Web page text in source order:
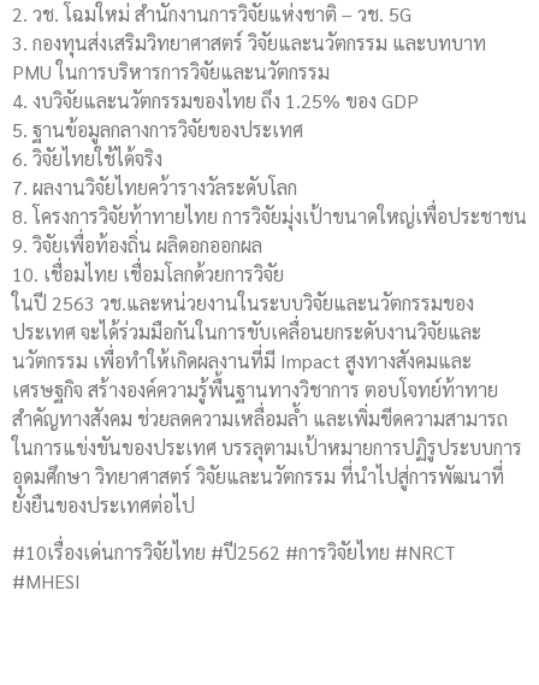
2. วช. โฉมใหม่ สำนักงานการวิจัยแห่งชาติ – วช. 5G
3. กองทุนส่งเสริมวิทยาศาสตร์ วิจัยและนวัตกรรม และบทบาท
PMU ในการบริหารการวิจัยและนวัตกรรม
4. งบวิจัยและนวัตกรรมของไทย ถึง 1.25% ของ GDP
5. ฐานข้อมูลกลางการวิจัยของประเทศ
6. วิจัยไทยใช้ได้จริง
7. ผลงานวิจัยไทยคว้ารางวัลระดับโลก
8. โครงการวิจัยท้าทายไทย การวิจัยมุ่งเป้าขนาดใหญ่เพื่อประชาชน
9. วิจัยเพื่อท้องถิ่น ผลิดอกออกผล
10. เชื่อมไทย เชื่อมโลกด้วยการวิจัย
ในปี 2563 วช.และหน่วยงานในระบบวิจัยและนวัตกรรมของ
ประเทศ จะได้ร่วมมือกันในการขับเคลื่อนยกระดับงานวิจัยและ
นวัตกรรม เพื่อทำให้เกิดผลงานที่มี Impact สูงทางสังคมและ
เศรษฐกิจ สร้างองค์ความรู้พื้นฐานทางวิชาการ ตอบโจทย์ท้าทาย
สำคัญทางสังคม ช่วยลดความเหลื่อมล้ำ และเพิ่มขีดความสามารถ
ในการแข่งขันของประเทศ บรรลุตามเป้าหมายการปฏิรูประบบการ
อุดมศึกษา วิทยาศาสตร์ วิจัยและนวัตกรรม ที่นำไปสู่การพัฒนาที่
ยั่งยืนของประเทศต่อไป
#10เรื่องเด่นการวิจัยไทย #ปี2562 #การวิจัยไทย #NRCT
#MHESI